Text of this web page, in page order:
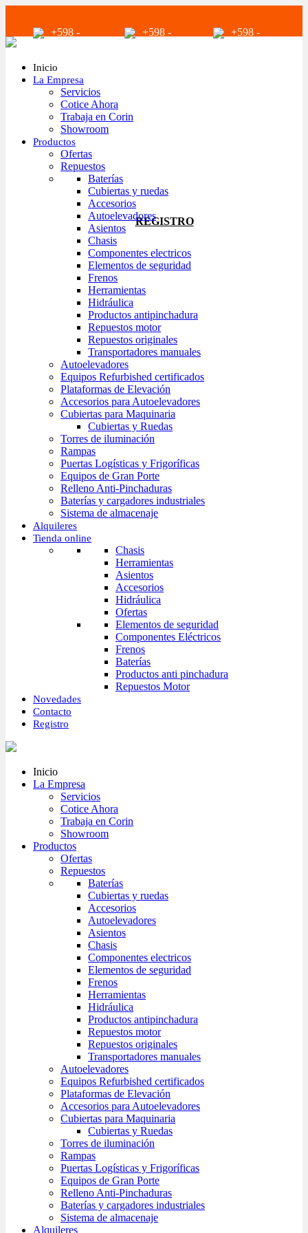
+598 -
2294 2040
+598 - +598 -
infoventas@corinrentup.com.uy
ACCEDER
REGISTRO
Inicio
La Empresa
Servicios
Cotice Ahora
Trabaja en Corin
Showroom
Productos
Ofertas
Repuestos
Baterías
Cubiertas y ruedas
Accesorios
Autoelevadores
Asientos
Chasis
Componentes electricos
Elementos de seguridad
Frenos
Herramientas
Hidráulica
Productos antipinchadura
Repuestos motor
Repuestos originales
Transportadores manuales
Autoelevadores
Equipos Refurbished certificados
Plataformas de Elevación
Accesorios para Autoelevadores
Cubiertas para Maquinaria
Cubiertas y Ruedas
Torres de iluminación
Rampas
Puertas Logísticas y Frigoríficas
Equipos de Gran Porte
Relleno Anti-Pinchaduras
Baterías y cargadores industriales
Sistema de almacenaje
Alquileres
Tienda online
Chasis
Herramientas
Asientos
Accesorios
Hidráulica
Ofertas
Elementos de seguridad
Componentes Eléctricos
Frenos
Baterías
Productos anti pinchadura
Repuestos Motor
Novedades
Contacto
Registro
Inicio
La Empresa
Servicios
Cotice Ahora
Trabaja en Corin
Showroom
Productos
Ofertas
Repuestos
Baterías
Cubiertas y ruedas
Accesorios
Autoelevadores
Asientos
Chasis
Componentes electricos
Elementos de seguridad
Frenos
Herramientas
Hidráulica
Productos antipinchadura
Repuestos motor
Repuestos originales
Transportadores manuales
Autoelevadores
Equipos Refurbished certificados
Plataformas de Elevación
Accesorios para Autoelevadores
Cubiertas para Maquinaria
Cubiertas y Ruedas
Torres de iluminación
Rampas
Puertas Logísticas y Frigoríficas
Equipos de Gran Porte
Relleno Anti-Pinchaduras
Baterías y cargadores industriales
Sistema de almacenaje
Alquileres